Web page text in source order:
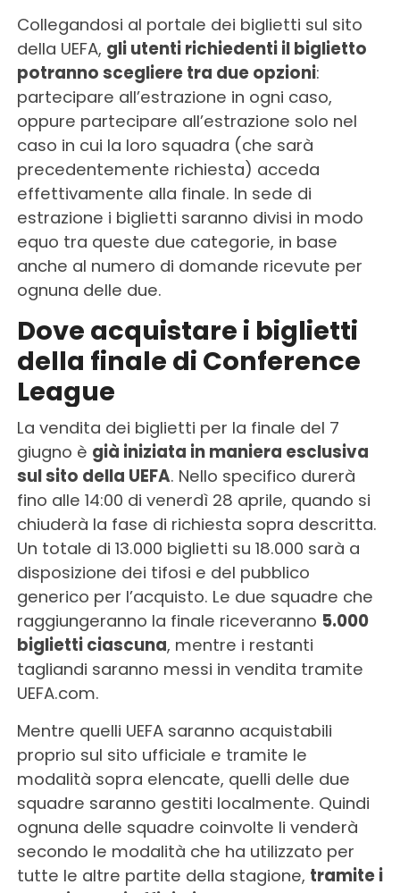
Collegandosi al portale dei biglietti sul sito
della UEFA, gli utenti richiedenti il biglietto
potranno scegliere tra due opzioni:
partecipare all’estrazione in ogni caso,
oppure partecipare all’estrazione solo nel
caso in cui la loro squadra (che sarà
precedentemente richiesta) acceda
effettivamente alla finale. In sede di
estrazione i biglietti saranno divisi in modo
equo tra queste due categorie, in base
anche al numero di domande ricevute per
ognuna delle due.
Dove acquistare i biglietti
della finale di Conference
League
La vendita dei biglietti per la finale del 7
giugno è già iniziata in maniera esclusiva
sul sito della UEFA. Nello specifico durerà
fino alle 14:00 di venerdì 28 aprile, quando si
chiuderà la fase di richiesta sopra descritta.
Un totale di 13.000 biglietti su 18.000 sarà a
disposizione dei tifosi e del pubblico
generico per l’acquisto. Le due squadre che
raggiungeranno la finale riceveranno 5.000
biglietti ciascuna, mentre i restanti
tagliandi saranno messi in vendita tramite
UEFA.com.
Mentre quelli UEFA saranno acquistabili
proprio sul sito ufficiale e tramite le
modalità sopra elencate, quelli delle due
squadre saranno gestiti localmente. Quindi
ognuna delle squadre coinvolte li venderà
secondo le modalità che ha utilizzato per
tutte le altre partite della stagione, tramite i